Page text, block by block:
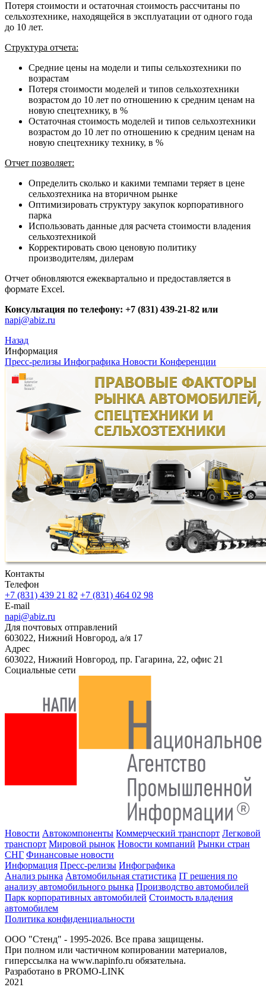
Потеря стоимости и остаточная стоимость рассчитаны по
сельхозтехнике, находящейся в эксплуатации от одного года
до 10 лет.
Структура отчета:
Средние цены на модели и типы сельхозтехники по
возрастам
Потеря стоимости моделей и типов сельхозтехники
возрастом до 10 лет по отношению к средним ценам на
новую спецтехнику, в %
Остаточная стоимость моделей и типов сельхозтехники
возрастом до 10 лет по отношению к средним ценам на
новую спецтехнику технику, в %
Отчет позволяет:
Определить сколько и какими темпами теряет в цене
сельхозтехника на вторичном рынке
Оптимизировать структуру закупок корпоративного
парка
Использовать данные для расчета стоимости владения
сельхозтехникой
Корректировать свою ценовую политику
производителям, дилерам
Отчет обновляются ежеквартально и предоставляется в
формате Excel.
Консультация по телефону: +7 (831) 439-21-82 или
napi@abiz.ru
Назад
Информация
Пресс-релизы Инфографика Новости Конференции
Контакты
Телефон
+7 (831) 439 21 82 +7 (831) 464 02 98
E-mail
napi@abiz.ru
Для почтовых отправлений
603022, Нижний Новгород, а/я 17
Адрес
603022, Нижний Новгород, пр. Гагарина, 22, офис 21
Социальные сети
Новости Автокомпоненты Коммерческий транспорт Легковой
транспорт Мировой рынок Новости компаний Рынки стран
СНГ Финансовые новости
Информация Пресс-релизы Инфографика
Анализ рынка Автомобильная статистика IT решения по
анализу автомобильного рынка Производство автомобилей
Парк корпоративных автомобилей Стоимость владения
автомобилем
Политика конфиденциальности
ООО "Стенд" - 1995-2026. Все права защищены.
При полном или частичном копировании материалов,
гиперссылка на www.napinfo.ru обязательна.
Разработано в PROMO-LINK
2021